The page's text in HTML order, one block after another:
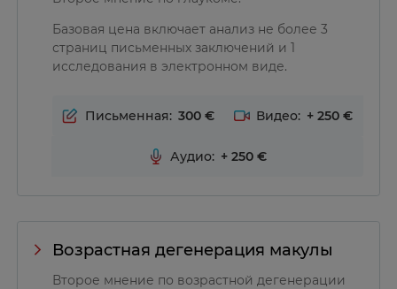
Базовая цена включает анализ не более 3
страниц письменных заключений и 1
исследования в электронном виде.
Письменная: 300 Видео: +250
Аудио: +250
Возрастная дегенерация макулы
Второе мнение по возрастной дегенерации